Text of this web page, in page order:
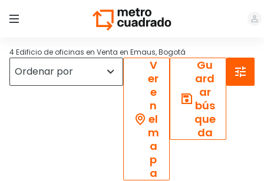
4 Edificio de oficinas en Venta en Emaus, Bogotá
V
er
e
n
el
m
a
p
a
Gu
ard
ar
bús
que
da